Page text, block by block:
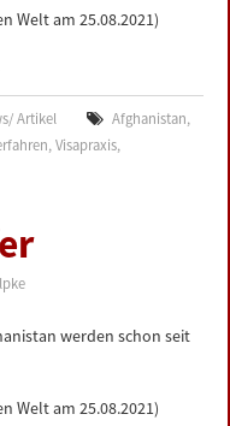
Welt am 25.08.2021)
Artikel Afghanistan,
,Visapraxis,
werden schon seit
Welt am 25.08.2021)